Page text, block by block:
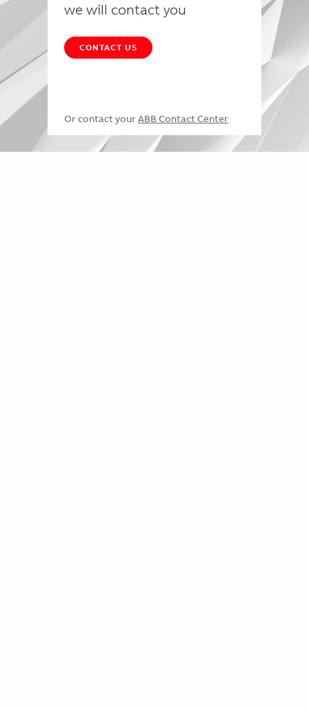
we will contact you
CONTACT US
Or contact your ABB Contact Center